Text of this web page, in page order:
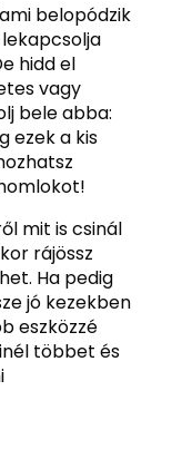
belopódzik
hidd el
vagy
bele abba:
ezek a kis
mit is csinál
rájössz
Ha pedig
jó kezekben
eszközzé
többet és